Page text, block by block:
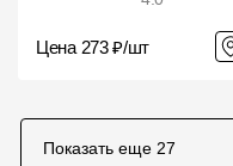
Цена 273 ₽/шт
Показать еще 27